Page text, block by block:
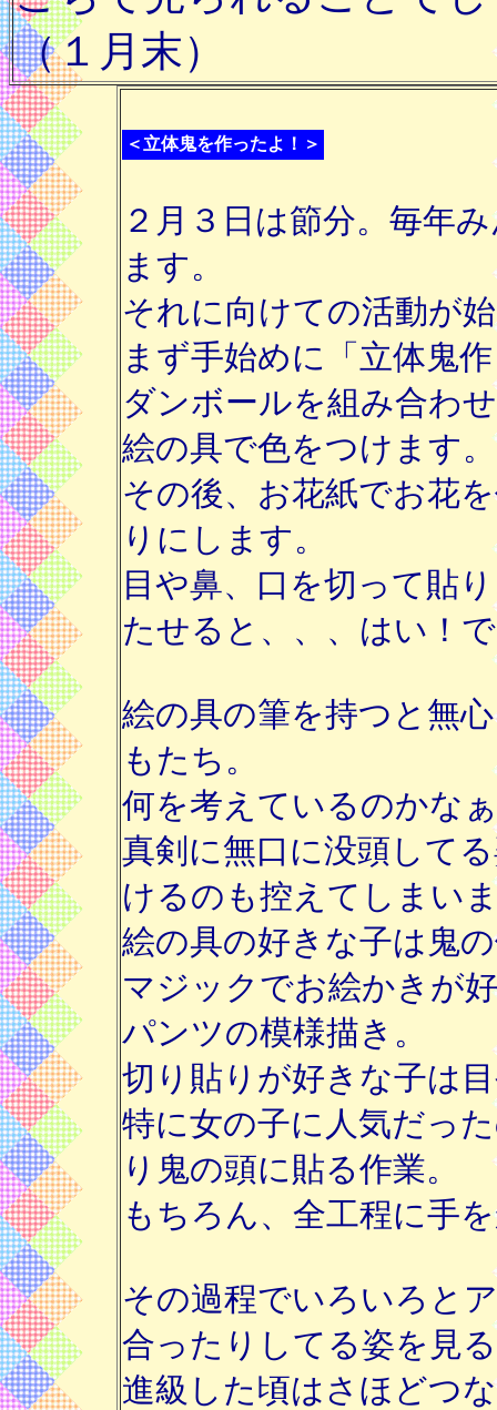
（１月末）
＜立体鬼を作ったよ！＞
２月３日は節分。毎年
ます。
それに向けての活動が
まず手始めに「立体鬼
ダンボールを組み合わ
絵の具で色をつけます。
その後、お花紙でお花
りにします。
目や鼻、口を切って貼
たせると、、、はい！
絵の具の筆を持つと無
もたち。
何を考えているのかな
真剣に無口に没頭して
けるのも控えてしまい
絵の具の好きな子は鬼
マジックでお絵かきが
パンツの模様描き。
切り貼りが好きな子は
特に女の子に人気だっ
り鬼の頭に貼る作業。
もちろん、全工程に手
その過程でいろいろと
合ったりしてる姿を見
進級した頃はさほどつ